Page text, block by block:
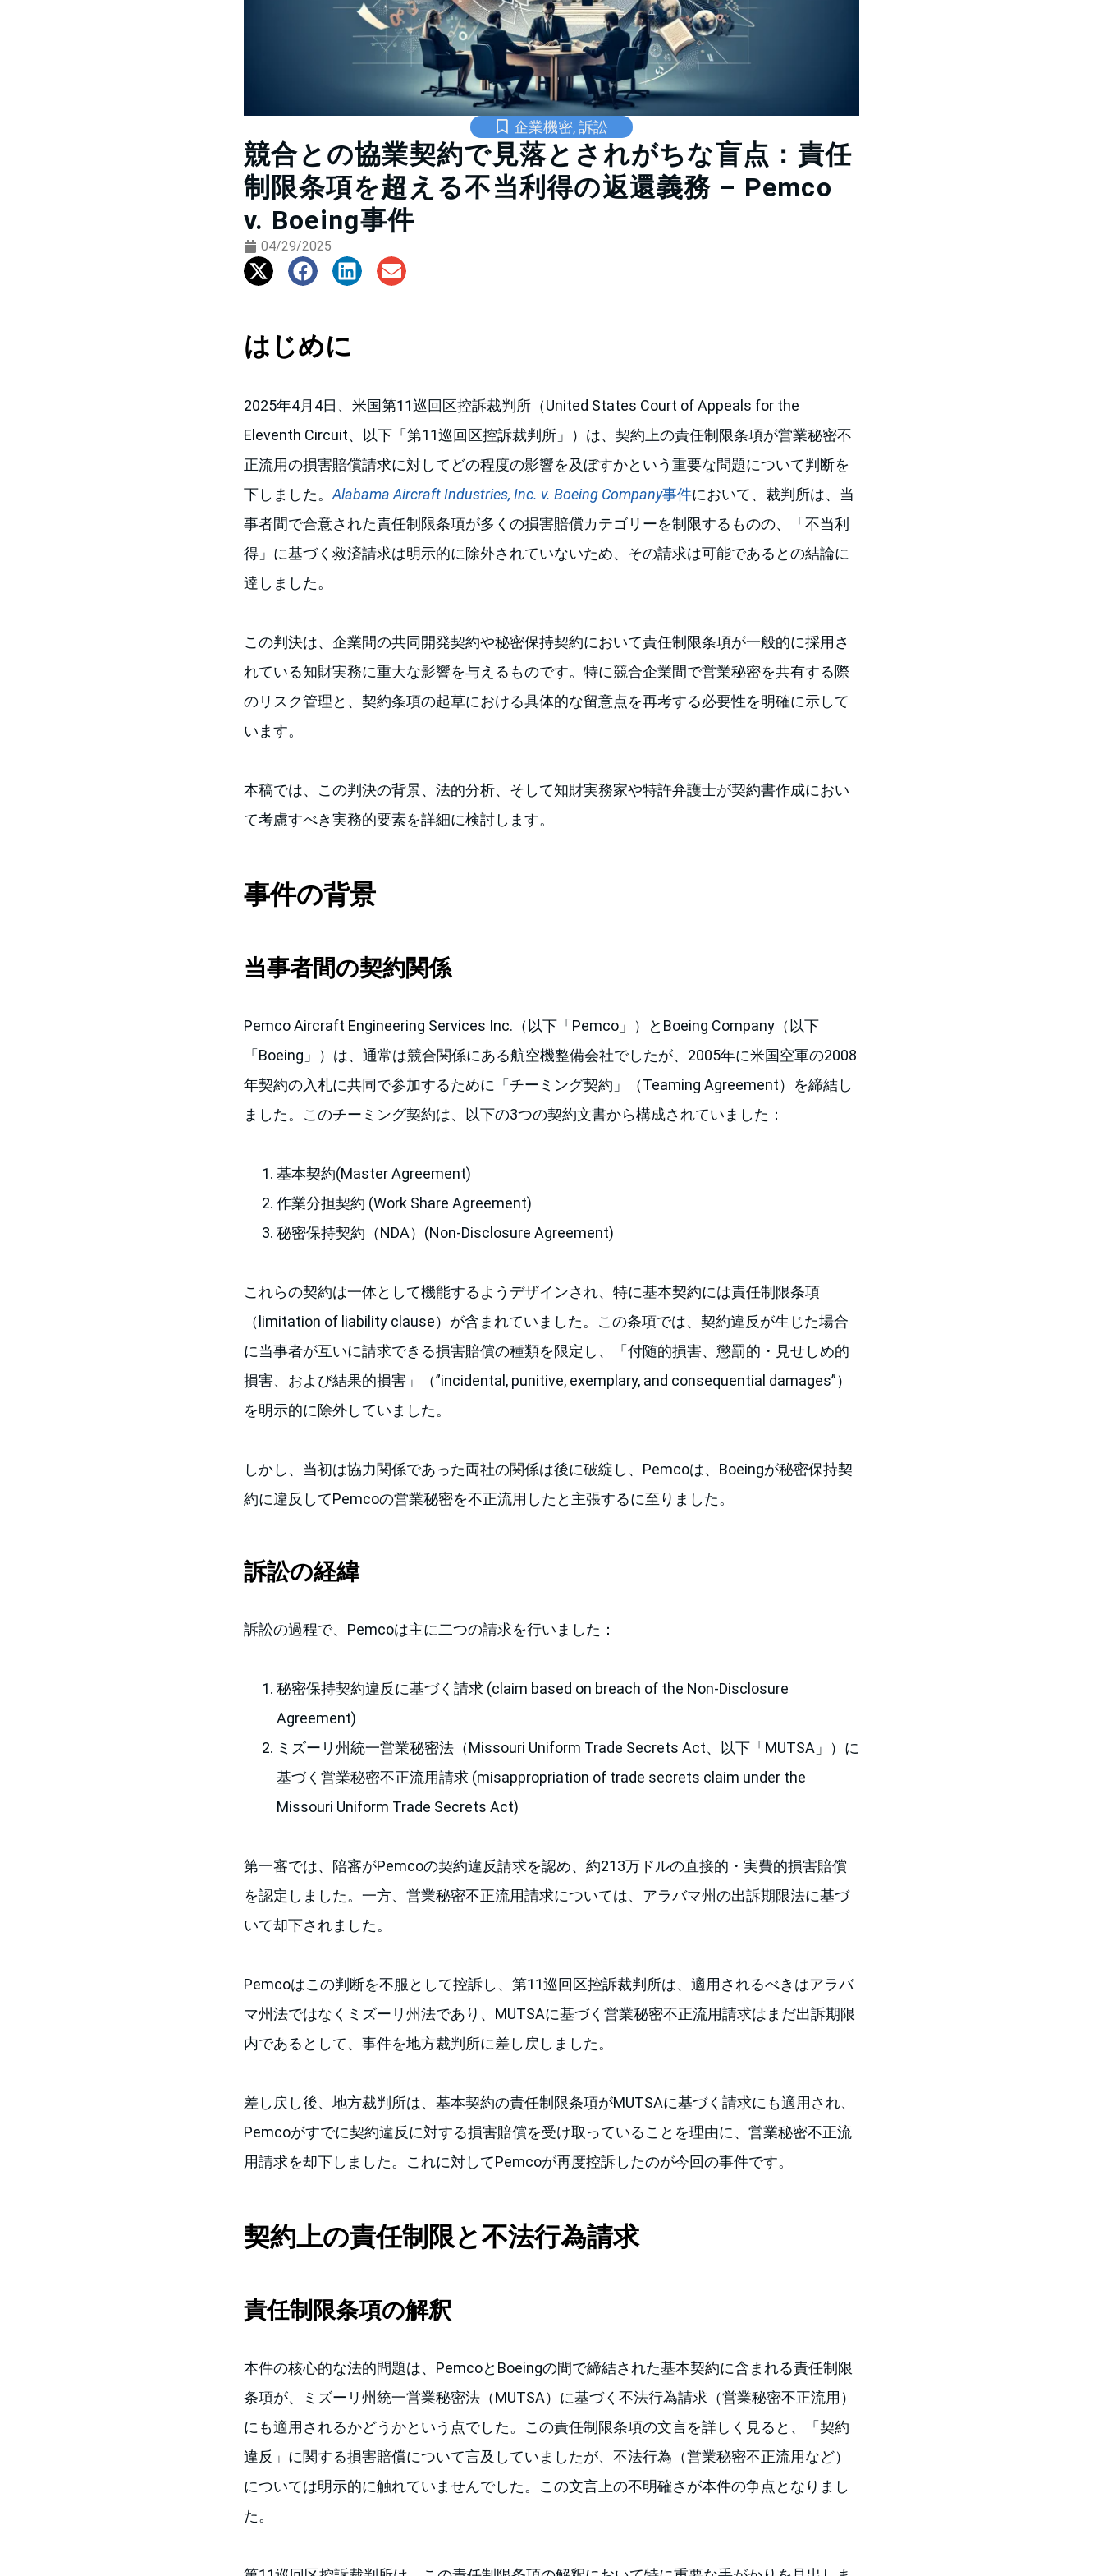
企業機密,訴訟
競合との協業契約で見落とされがちな盲点：責任
制限条項を超える不当利得の返還義務 – Pemco
v. Boeing事件
04/29/2025
はじめに
2025年4月4日、米国第11巡回区控訴裁判所（United States Court of Appeals for the
Eleventh Circuit、以下「第11巡回区控訴裁判所」）は、契約上の責任制限条項が営業秘密不
正流用の損害賠償請求に対してどの程度の影響を及ぼすかという重要な問題について判断を
下しました。 Alabama Aircraft Industries, Inc. v. Boeing Company事件において、裁判所は、当
事者間で合意された責任制限条項が多くの損害賠償カテゴリーを制限するものの、「不当利
得」に基づく救済請求は明示的に除外されていないため、その請求は可能であるとの結論に
達しました。
この判決は、企業間の共同開発契約や秘密保持契約において責任制限条項が一般的に採用さ
れている知財実務に重大な影響を与えるものです。特に競合企業間で営業秘密を共有する際
のリスク管理と、契約条項の起草における具体的な留意点を再考する必要性を明確に示して
います。
本稿では、この判決の背景、法的分析、そして知財実務家や特許弁護士が契約書作成におい
て考慮すべき実務的要素を詳細に検討します。
事件の背景
当事者間の契約関係
Pemco Aircraft Engineering Services Inc.（以下「Pemco」）とBoeing Company（以下
「Boeing」）は、通常は競合関係にある航空機整備会社でしたが、2005年に米国空軍の2008
年契約の入札に共同で参加するために「チーミング契約」（Teaming Agreement）を締結し
ました。このチーミング契約は、以下の3つの契約文書から構成されていました：
基本契約(Master Agreement)
作業分担契約 (Work Share Agreement)
秘密保持契約（NDA）(Non-Disclosure Agreement)
これらの契約は一体として機能するようデザインされ、特に基本契約には責任制限条項
（limitation of liability clause）が含まれていました。この条項では、契約違反が生じた場合
に当事者が互いに請求できる損害賠償の種類を限定し、「付随的損害、懲罰的・見せしめ的
損害、および結果的損害」（”incidental, punitive, exemplary, and consequential damages”）
を明示的に除外していました。
しかし、当初は協力関係であった両社の関係は後に破綻し、Pemcoは、Boeingが秘密保持契
約に違反してPemcoの営業秘密を不正流用したと主張するに至りました。
訴訟の経緯
訴訟の過程で、Pemcoは主に二つの請求を行いました：
秘密保持契約違反に基づく請求 (claim based on breach of the Non-Disclosure
Agreement)
ミズーリ州統一営業秘密法（Missouri Uniform Trade Secrets Act、以下「MUTSA」）に
基づく営業秘密不正流用請求 (misappropriation of trade secrets claim under the
Missouri Uniform Trade Secrets Act)
第一審では、陪審がPemcoの契約違反請求を認め、約213万ドルの直接的・実費的損害賠償
を認定しました。一方、営業秘密不正流用請求については、アラバマ州の出訴期限法に基づ
いて却下されました。
Pemcoはこの判断を不服として控訴し、第11巡回区控訴裁判所は、適用されるべきはアラバ
マ州法ではなくミズーリ州法であり、MUTSAに基づく営業秘密不正流用請求はまだ出訴期限
内であるとして、事件を地方裁判所に差し戻しました。
差し戻し後、地方裁判所は、基本契約の責任制限条項がMUTSAに基づく請求にも適用され、
Pemcoがすでに契約違反に対する損害賠償を受け取っていることを理由に、営業秘密不正流
用請求を却下しました。これに対してPemcoが再度控訴したのが今回の事件です。
契約上の責任制限と不法行為請求
責任制限条項の解釈
本件の核心的な法的問題は、PemcoとBoeingの間で締結された基本契約に含まれる責任制限
条項が、ミズーリ州統一営業秘密法（MUTSA）に基づく不法行為請求（営業秘密不正流用）
にも適用されるかどうかという点でした。この責任制限条項の文言を詳しく見ると、「契約
違反」に関する損害賠償について言及していましたが、不法行為（営業秘密不正流用など）
については明示的に触れていませんでした。この文言上の不明確さが本件の争点となりまし
た。